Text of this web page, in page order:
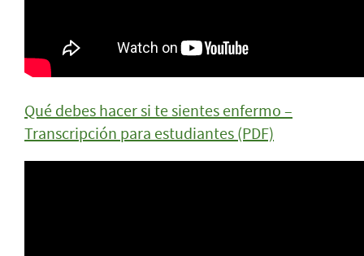
Qué debes hacer si te sientes enfermo –
Transcripción para estudiantes (PDF)